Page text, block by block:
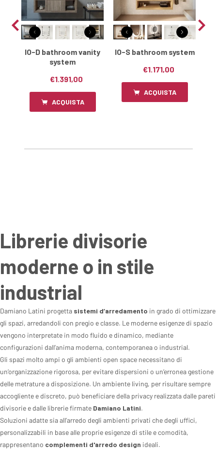
IO-D bathroom vanity
system
€1.391,00
ACQUISTA
IO-S bathroom system
€1.171,00
ACQUISTA
Librerie divisorie
moderne o in stile
industrial
Damiano Latini progetta sistemi d’arredamento in grado di ottimizzare
gli spazi, arredandoli con pregio e classe. Le moderne esigenze di spazio
vengono interpretate in modo fluido e dinamico, mediante
configurazioni dall’anima moderna, contemporanea o industrial.
Gli spazi molto ampi o gli ambienti open space necessitano di
un’organizzazione rigorosa, per evitare dispersioni o un’erronea gestione
delle metrature a disposizione. Un ambiente living, per risultare sempre
accogliente e discreto, può beneficiare della privacy realizzata dalle pareti
divisorie e dalle librerie firmate Damiano Latini.
Soluzioni adatte sia all’arredo degli ambienti privati che degli uffici,
personalizzabili in base alle proprie esigenze di stile e comodità,
rappresentano complementi d'arredo design ideali.